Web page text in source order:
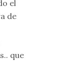
el
de
que